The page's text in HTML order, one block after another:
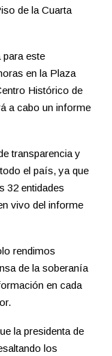
de la Cuarta
para este
en la Plaza
Histórico de
a cabo un informe
transparencia y
el país, ya que
32 entidades
vivo del informe
rendimos
de la soberanía
en cada
la presidenta de
los